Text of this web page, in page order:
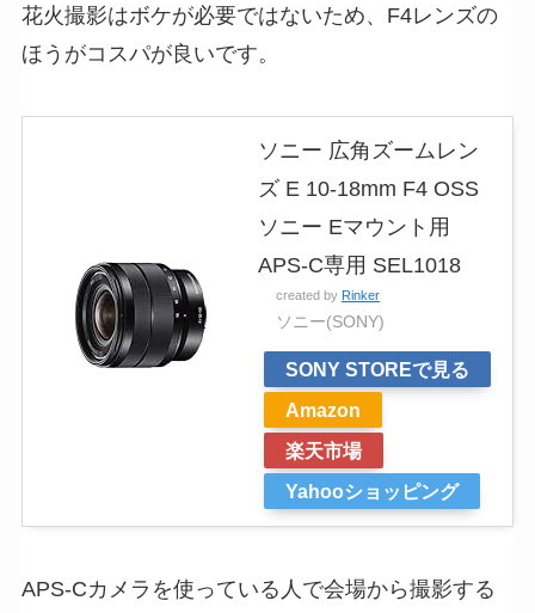
花火撮影はボケが必要ではないため、F4レンズの
ほうがコスパが良いです。
ソニー 広角ズームレン
ズ E 10-18mm F4 OSS
ソニー Eマウント用
APS-C専用 SEL1018
created by Rinker
ソニー(SONY)
SONY STOREで見る
Amazon
楽天市場
Yahooショッピング
APS-Cカメラを使っている人で会場から撮影する